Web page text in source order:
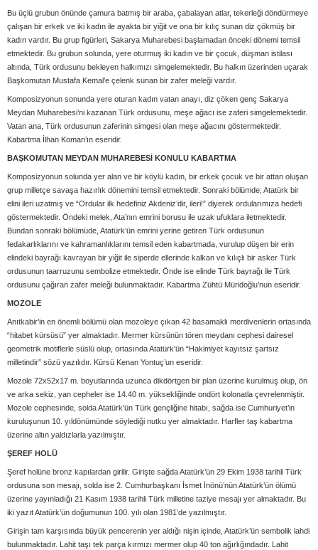
Bu üçlü grubun önünde çamura batmış bir araba, çabalayan atlar, tekerleği döndürmeye
çalışan bir erkek ve iki kadın ile ayakta bir yiğit ve ona bir kılıç sunan diz çökmüş bir
kadın vardır. Bu grup figürleri, Sakarya Muharebesi başlamadan önceki dönemi temsil
etmektedir. Bu grubun solunda, yere oturmuş iki kadın ve bir çocuk, düşman istilası
altında, Türk ordusunu bekleyen halkımızı simgelemektedir. Bu halkın üzerinden uçarak
Başkomutan Mustafa Kemal’e çelenk sunan bir zafer meleği vardır.
Komposizyonun sonunda yere oturan kadın vatan anayı, diz çöken genç Sakarya
Meydan Muharebesi’ni kazanan Türk ordusunu, meşe ağacı ise zaferi simgelemektedir.
Vatan ana, Türk ordusunun zaferinin simgesi olan meşe ağacını göstermektedir.
Kabartma İlhan Koman’ın eseridir.
BAŞKOMUTAN MEYDAN MUHAREBESİ KONULU KABARTMA
Komposizyonun solunda yer alan ve bir köylü kadın, bir erkek çocuk ve bir attan oluşan
grup milletçe savaşa hazırlık dönemini temsil etmektedir. Sonraki bölümde; Atatürk bir
elini ileri uzatmış ve “Ordular ilk hedefiniz Akdeniz’dir, ileri!” diyerek ordularımıza hedefi
göstermektedir. Öndeki melek, Ata’nın emrini borusu ile uzak ufuklara iletmektedir.
Bundan sonraki bölümüde, Atatürk’ün emrini yerine getiren Türk ordusunun
fedakarlıklarını ve kahramanlıklarını temsil eden kabartmada, vurulup düşen bir erin
elindeki bayrağı kavrayan bir yiğit ile siperde ellerinde kalkan ve kılıçlı bir asker Türk
ordusunun taarruzunu sembolize etmektedir. Önde ise elinde Türk bayrağı ile Türk
ordusunu çağıran zafer meleği bulunmaktadır. Kabartma Zühtü Müridoğlu’nun eseridir.
MOZOLE
Anıtkabir’in en önemli bölümü olan mozoleye çıkan 42 basamaklı merdivenlerin ortasında
“hitabet kürsüsü” yer almaktadır. Mermer kürsünün tören meydanı cephesi dairesel
geometrik motiflerle süslü olup, ortasında Atatürk’ün “Hakimiyet kayıtsız şartsız
milletindir” sözü yazılıdır. Kürsü Kenan Yontuç’un eseridir.
Mozole 72x52x17 m. boyutlarında uzunca dikdörtgen bir plan üzerine kurulmuş olup, ön
ve arka sekiz, yan cepheler ise 14.40 m. yüksekliğinde ondört kolonatla çevrelenmiştir.
Mozole cephesinde, solda Atatürk’ün Türk gençliğine hitabı, sağda ise Cumhuriyet’in
kuruluşunun 10. yıldönümünde söylediği nutku yer almaktadır. Harfler taş kabartma
üzerine altın yaldızlarla yazılmıştır.
ŞEREF HOLÜ
Şeref holüne bronz kapılardan girilir. Girişte sağda Atatürk’ün 29 Ekim 1938 tarihli Türk
ordusuna son mesajı, solda ise 2. Cumhurbaşkanı İsmet İnönü’nün Atatürk’ün ölümü
üzerine yayınladığı 21 Kasım 1938 tarihli Türk milletine taziye mesajı yer almaktadır. Bu
iki yazıt Atatürk’ün doğumunun 100. yılı olan 1981’de yazılmıştır.
Girişin tam karşısında büyük pencerenin yer aldığı nişin içinde, Atatürk’ün sembolik lahdi
bulunmaktadır. Lahit taşı tek parça kırmızı mermer olup 40 ton ağırlığındadır. Lahit